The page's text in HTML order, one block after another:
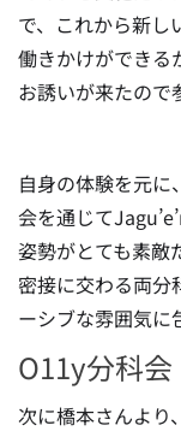
で、これから新し
働きかけができる
お誘いが来たので
自身の体験を元
会を通じて
姿勢がとても素敵
密接に交わる両分
ーシブな雰囲気に
O11y分科会
次に橋本さんより